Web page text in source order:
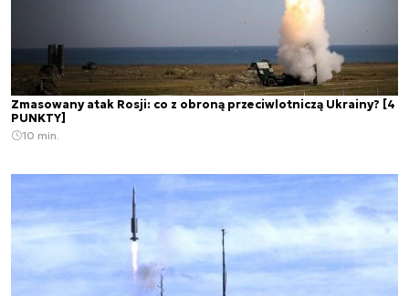
Zmasowany atak Rosji: co z obroną przeciwlotniczą Ukrainy? [4
PUNKTY]
10 min.